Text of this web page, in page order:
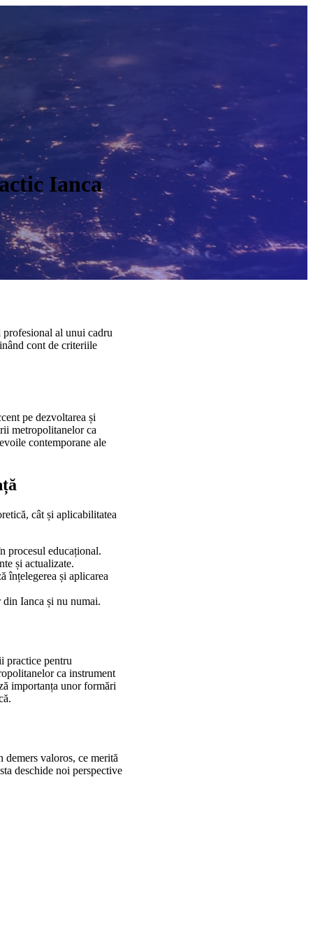
Ianca
al unui cadru
cont de criteriile
pe dezvoltarea și
metropolitanelor ca
contemporane ale
cât și aplicabilitatea
procesul educațional.
și actualizate.
înțelegerea și aplicarea
Ianca și nu numai.
practice pentru
ca instrument
importanța unor formări
demers valoros, ce merită
deschide noi perspective